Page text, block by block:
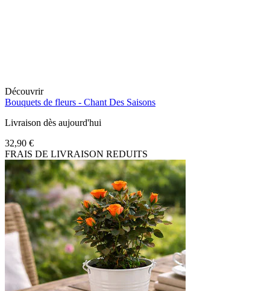
Découvrir
Bouquets de fleurs - Chant Des Saisons
Livraison dès aujourd'hui
32,90 €
FRAIS DE LIVRAISON REDUITS